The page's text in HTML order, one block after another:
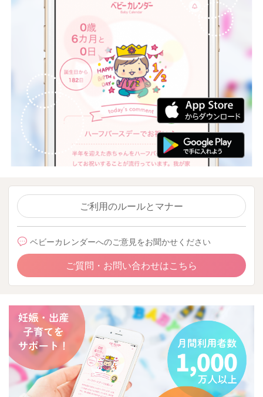
ご利用のルールとマナー
ベビーカレンダーへのご意見をお聞かせください
ご質問・お問い合わせはこちら